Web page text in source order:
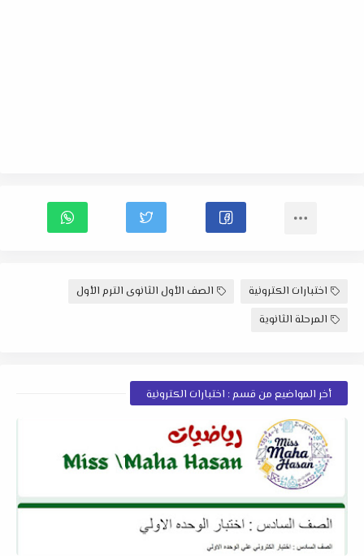
اختبارات الكترونية
الصف الأول الثانوى الترم الأول
المرحلة الثانوية
أخر المواضيع من قسم : اختبارات الكترونية